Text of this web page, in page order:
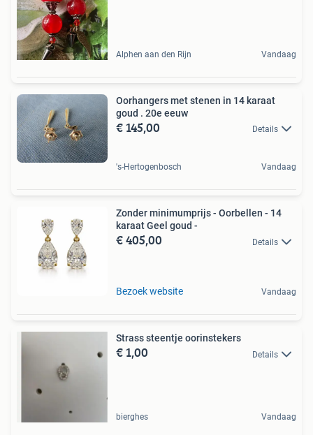
Alphen aan den Rijn Vandaag
Oorhangers met stenen in 14 karaat
goud . 20e eeuw
€ 145,00 Details
's-Hertogenbosch Vandaag
Zonder minimumprijs - Oorbellen - 14
karaat Geel goud -
€ 405,00 Details
Bezoek website Vandaag
Strass steentje oorinstekers
€ 1,00 Details
bierghes Vandaag